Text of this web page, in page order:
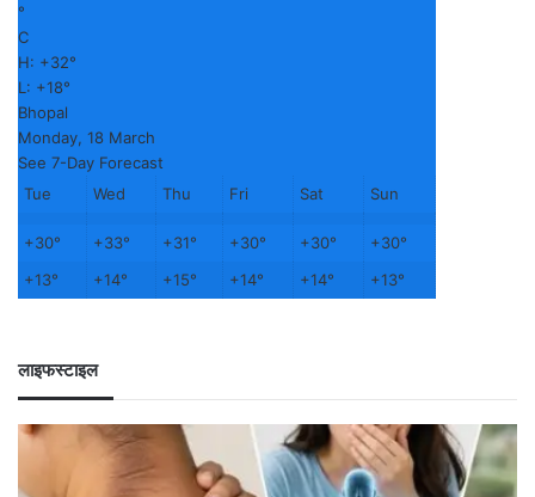
°
C
H: +32°
L: +18°
Bhopal
Monday, 18 March
See 7-Day Forecast
Tue
Wed Thu Fri Sat Sun
+30° +33° +31° +30° +30° +30°
+13° +14° +15° +14° +14° +13°
लाइफस्टाइल